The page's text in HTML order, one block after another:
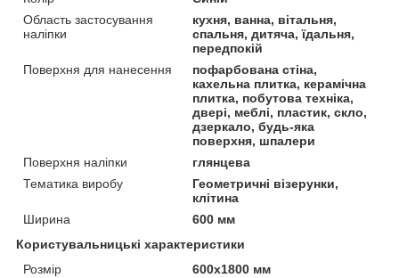
Область застосування
наліпки
кухня, ванна, вітальня,
спальня, дитяча, їдальня,
передпокій
Поверхня для нанесення
пофарбована стіна,
кахельна плитка, керамічна
плитка, побутова техніка,
двері, меблі, пластик, скло,
дзеркало, будь-яка
поверхня, шпалери
Поверхня наліпки
глянцева
Тематика виробу
Геометричні візерунки,
клітина
Ширина
600 мм
Користувальницькі характеристики
Розмір
600х1800 мм